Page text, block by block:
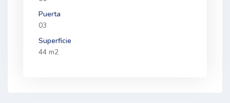
Puerta
03
Superficie
44 m2